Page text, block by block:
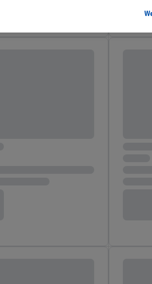
kunnen advertenties in het kader van
(bijvoorbeeld door het product in de webshop
apparaten en verschillende Lidl-